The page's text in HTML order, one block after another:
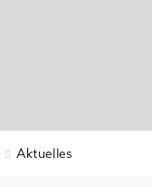
Aktuelles